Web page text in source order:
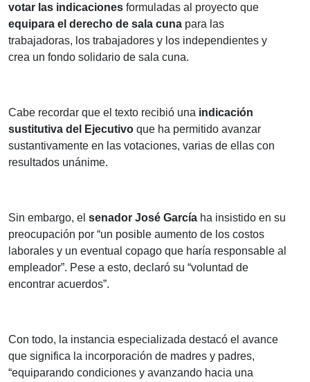
votar las indicaciones formuladas al proyecto que
equipara el derecho de sala cuna para las
trabajadoras, los trabajadores y los independientes y
crea un fondo solidario de sala cuna.
Cabe recordar que el texto recibió una indicación
sustitutiva del Ejecutivo que ha permitido avanzar
sustantivamente en las votaciones, varias de ellas con
resultados unánime.
Sin embargo, el senador José García ha insistido en su
preocupación por “un posible aumento de los costos
laborales y un eventual copago que haría responsable al
empleador”. Pese a esto, declaró su “voluntad de
encontrar acuerdos”.
Con todo, la instancia especializada destacó el avance
que significa la incorporación de madres y padres,
“equiparando condiciones y avanzando hacia una